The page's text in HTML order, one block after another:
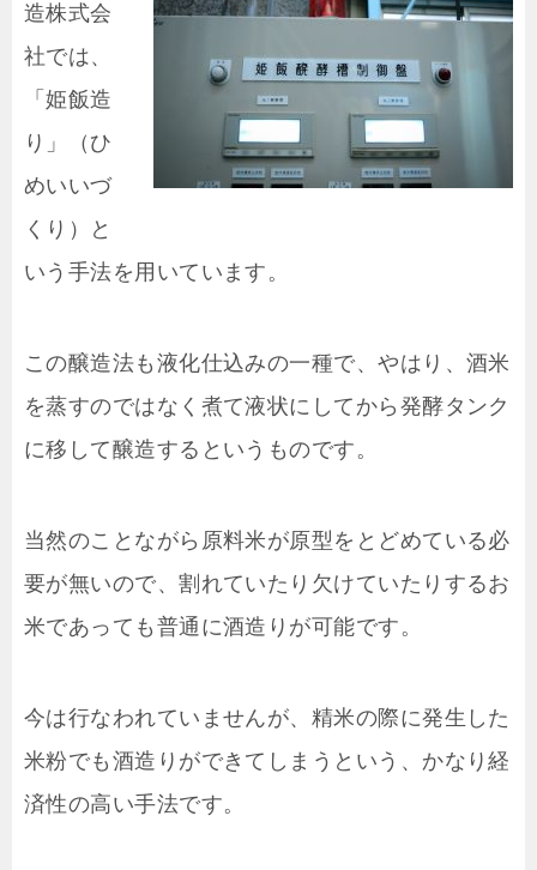
造株式会
社では、
「姫飯造
り」（ひ
めいいづ
くり）と
いう手法を用いています。
この醸造法も液化仕込みの一種で、やはり、酒米
を蒸すのではなく煮て液状にしてから発酵タンク
に移して醸造するというものです。
当然のことながら原料米が原型をとどめている必
要が無いので、割れていたり欠けていたりするお
米であっても普通に酒造りが可能です。
今は行なわれていませんが、精米の際に発生した
米粉でも酒造りができてしまうという、かなり経
済性の高い手法です。